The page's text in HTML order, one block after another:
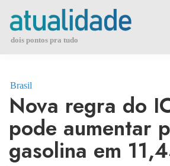
contentdois pontos pra tudo
Brasil
Nova regra do
pode aumentar
gasolina em